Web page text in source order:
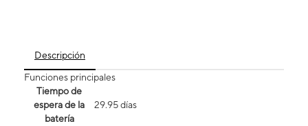
Descripción
Funciones principales
Tiempo de
espera de la
batería
29.95 días